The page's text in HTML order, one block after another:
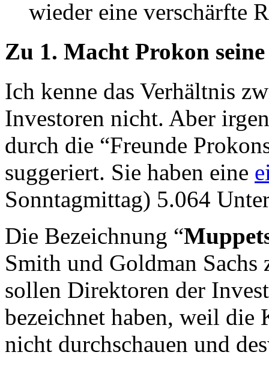
wieder eine verschärfte
Zu 1. Macht Prokon
Ich kenne das Verhältnis
Investoren nicht. Aber
durch die “Freunde
suggeriert. Sie haben eine
Sonntagmittag) 5.064
Die Bezeichnung “
Smith und Goldman Sachs
sollen Direktoren der
bezeichnet haben, weil die
nicht durchschauen und